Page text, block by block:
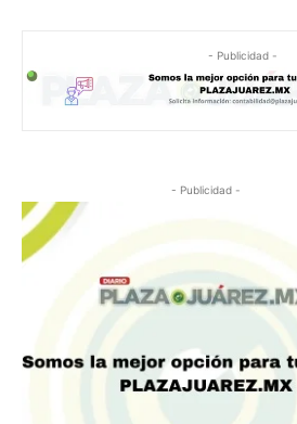
- Publicidad -
- Publicidad -